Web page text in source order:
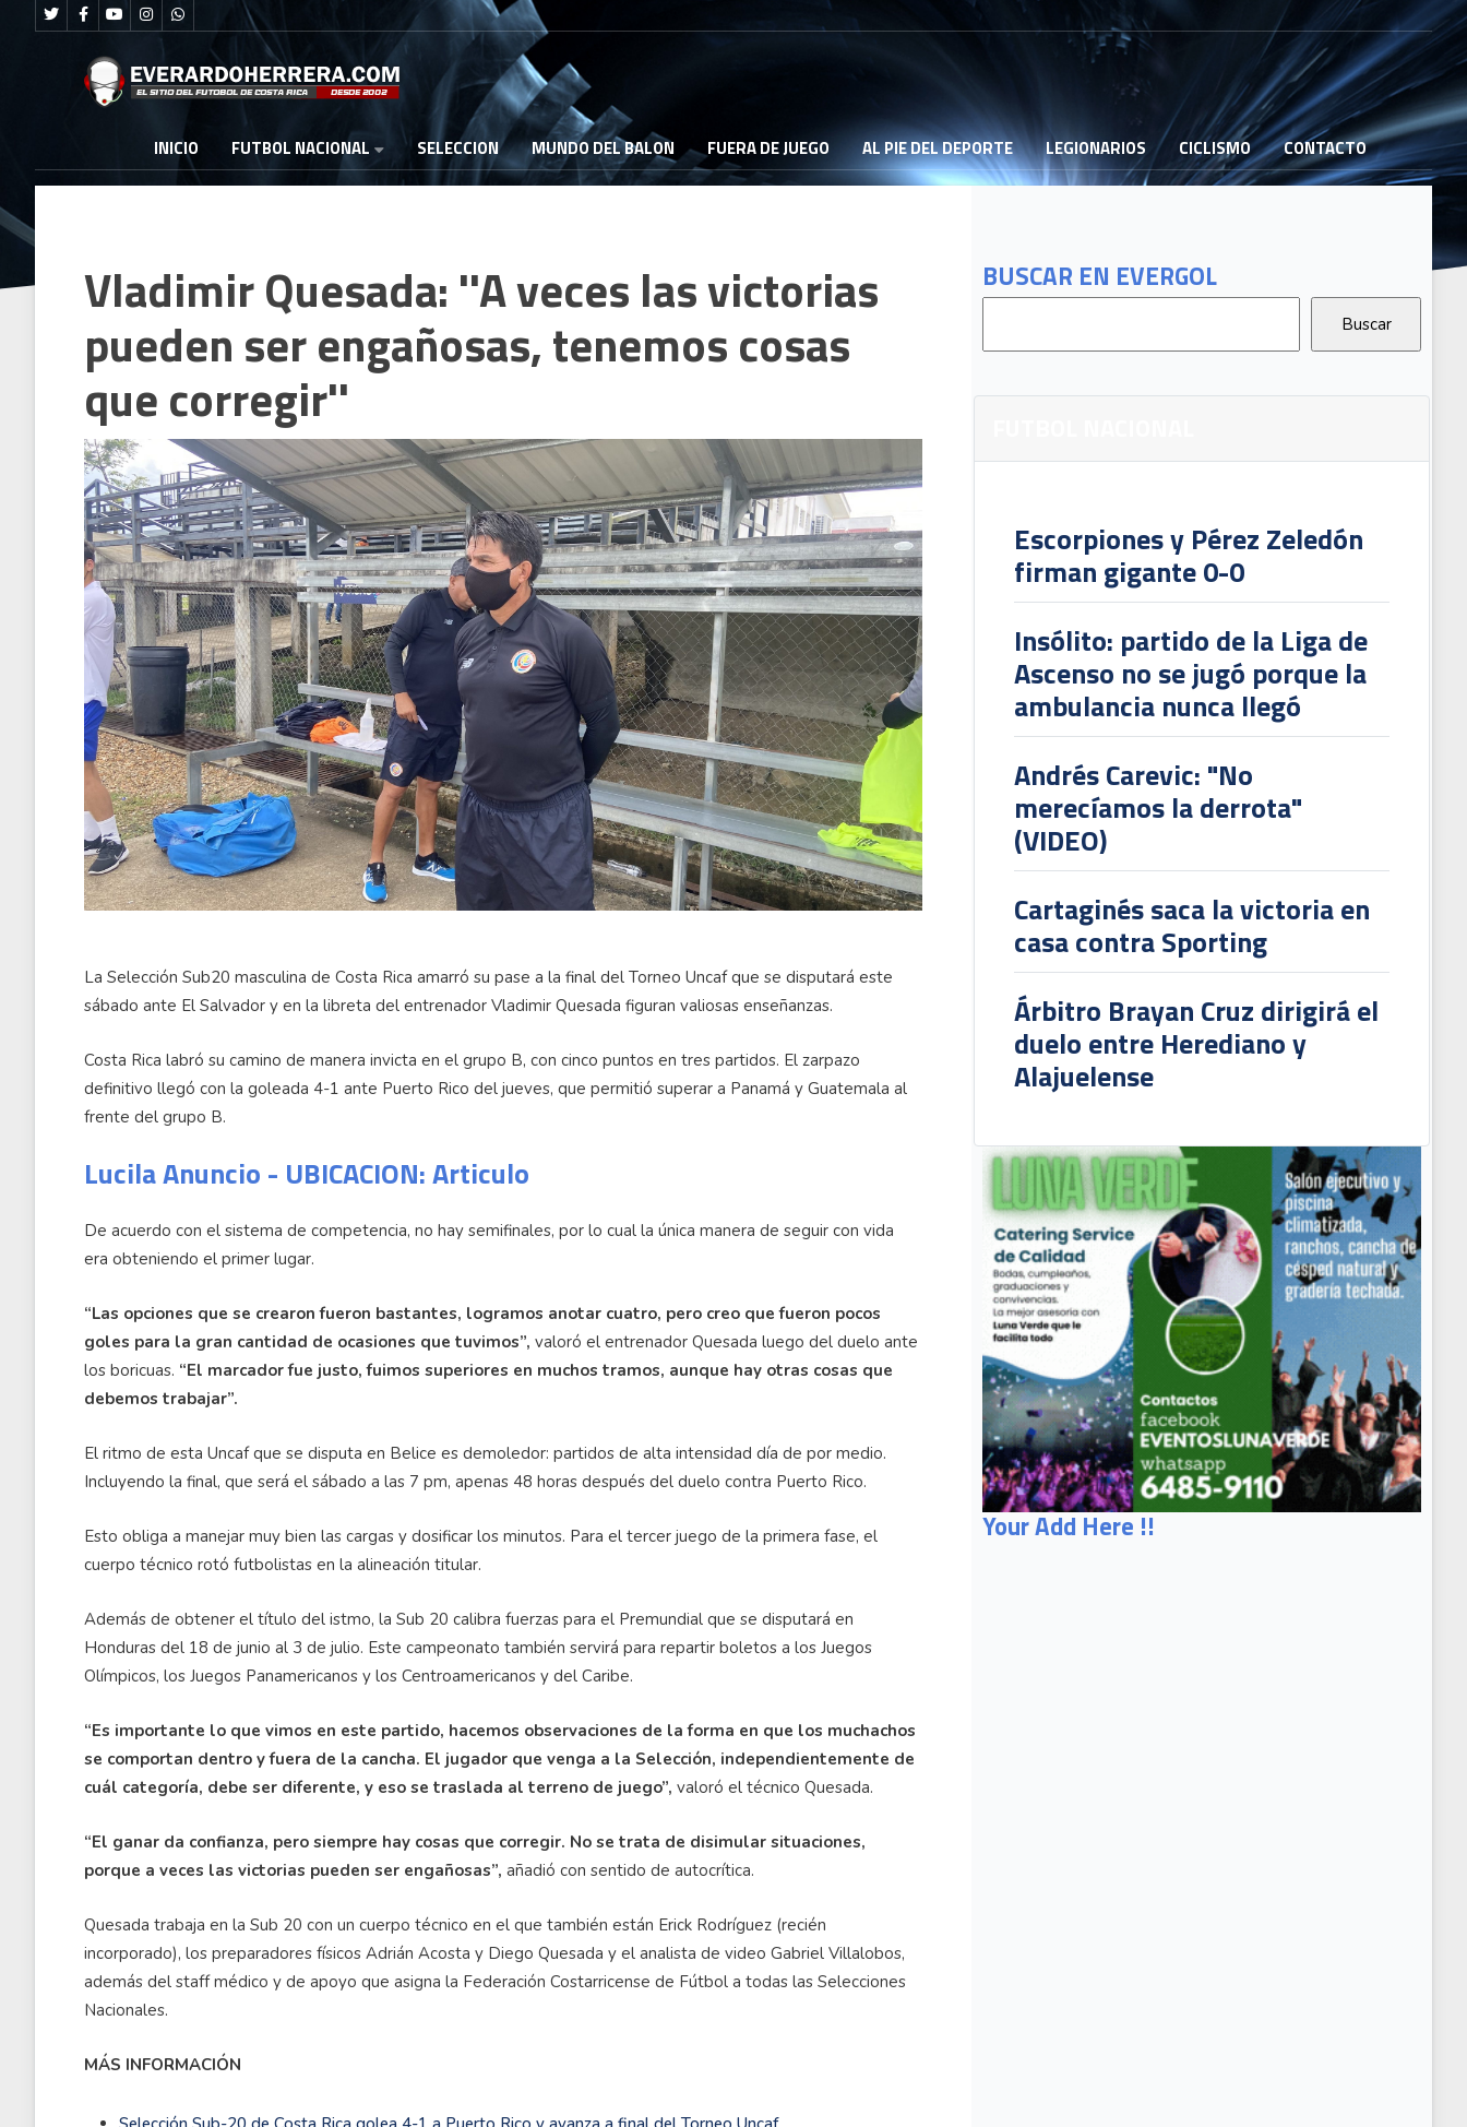
INICIO FUTBOL NACIONAL SELECCION MUNDO DEL BALON FUERA DE JUEGO AL PIE DEL DEPORTE LEGIONARIOS CICLISMO CONTACTO
BUSCAR EN EVERGOL
Escorpiones y Pérez Zeledón
firman gigante 0-0
Insólito: partido de la Liga de
Ascenso no se jugó porque la
ambulancia nunca llegó
Andrés Carevic: "No
merecíamos la derrota"
(VIDEO)
Cartaginés saca la victoria en
casa contra Sporting
Árbitro Brayan Cruz dirigirá el
duelo entre Herediano y
Alajuelense
Your Add Here !!
Vladimir Quesada: ''A veces las victorias
pueden ser engañosas, tenemos cosas
que corregir''
La Selección Sub20 masculina de Costa Rica amarró su pase a la final del Torneo Uncaf que se disputará este
sábado ante El Salvador y en la libreta del entrenador Vladimir Quesada figuran valiosas enseñanzas.
Costa Rica labró su camino de manera invicta en el grupo B, con cinco puntos en tres partidos. El zarpazo
definitivo llegó con la goleada 4-1 ante Puerto Rico del jueves, que permitió superar a Panamá y Guatemala al
frente del grupo B.
Lucila Anuncio - UBICACION: Articulo
De acuerdo con el sistema de competencia, no hay semifinales, por lo cual la única manera de seguir con vida
era obteniendo el primer lugar.
“Las opciones que se crearon fueron bastantes, logramos anotar cuatro, pero creo que fueron pocos
goles para la gran cantidad de ocasiones que tuvimos”, valoró el entrenador Quesada luego del duelo ante
los boricuas. “El marcador fue justo, fuimos superiores en muchos tramos, aunque hay otras cosas que
debemos trabajar”.
El ritmo de esta Uncaf que se disputa en Belice es demoledor: partidos de alta intensidad día de por medio.
Incluyendo la final, que será el sábado a las 7 pm, apenas 48 horas después del duelo contra Puerto Rico.
Esto obliga a manejar muy bien las cargas y dosificar los minutos. Para el tercer juego de la primera fase, el
cuerpo técnico rotó futbolistas en la alineación titular.
Además de obtener el título del istmo, la Sub 20 calibra fuerzas para el Premundial que se disputará en
Honduras del 18 de junio al 3 de julio. Este campeonato también servirá para repartir boletos a los Juegos
Olímpicos, los Juegos Panamericanos y los Centroamericanos y del Caribe.
“Es importante lo que vimos en este partido, hacemos observaciones de la forma en que los muchachos
se comportan dentro y fuera de la cancha. El jugador que venga a la Selección, independientemente de
cuál categoría, debe ser diferente, y eso se traslada al terreno de juego”, valoró el técnico Quesada.
“El ganar da confianza, pero siempre hay cosas que corregir. No se trata de disimular situaciones,
porque a veces las victorias pueden ser engañosas”, añadió con sentido de autocrítica.
Quesada trabaja en la Sub 20 con un cuerpo técnico en el que también están Erick Rodríguez (recién
incorporado), los preparadores físicos Adrián Acosta y Diego Quesada y el analista de video Gabriel Villalobos,
además del staff médico y de apoyo que asigna la Federación Costarricense de Fútbol a todas las Selecciones
Nacionales.
MÁS INFORMACIÓN